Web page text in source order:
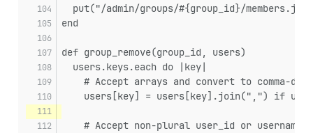
put("/admin/groups/#{group_id}/
end
def group_remove(group_id, users)
  users.keys.each do |key|
# Accept arrays and convert to comma-
users[key] = users[key].join(",") if
# Accept non-plural user_id or